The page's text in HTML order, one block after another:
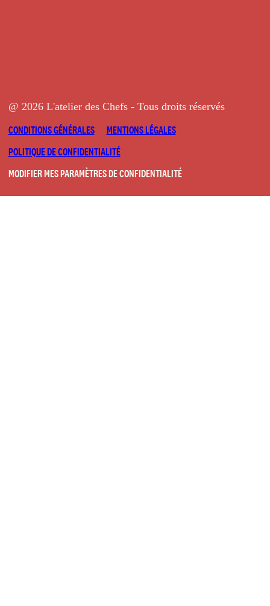
@ 2026 L'atelier des Chefs - Tous droits réservés
CONDITIONS GÉNÉRALES
MENTIONS LÉGALES
POLITIQUE DE CONFIDENTIALITÉ
MODIFIER MES PARAMÈTRES DE CONFIDENTIALITÉ